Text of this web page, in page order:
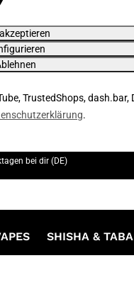
TrustedShops,
.
bei dir (DE)
SHISHA &